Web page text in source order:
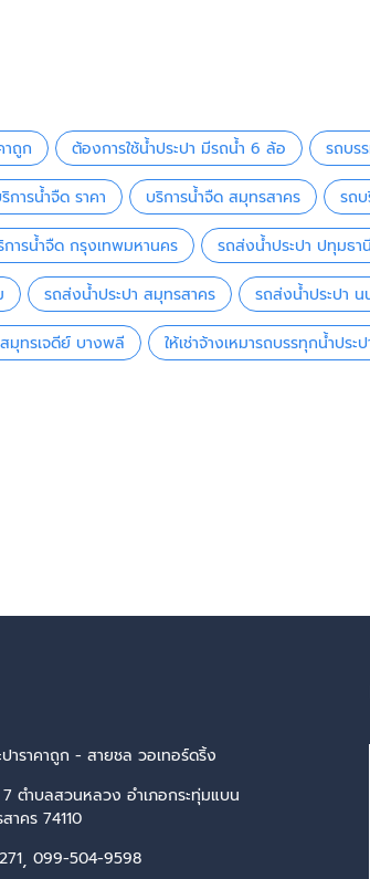
าถูก ต้องการใช้น้ำประปา มีรถน้ำ 6 ล้อ รถบร
การน้ำจืด ราคา บริการน้ำจืด สมุทรสาคร รถ
การน้ำจืด กรุงเทพมหานคร รถส่งน้ำประปา ปทุมธานี
รถส่งน้ำประปา สมุทรสาคร รถส่งน้ำประปา
มุทรเจดีย์ บางพลี ให้เช่าจ้างเหมารถบรรทุกน้ำประป
าราคาถูก - สายชล วอเทอร์ดริ้ง
ตำบลสวนหลวง อำเภอกระทุ่มแบน
าคร 74110
, 099-504-9598